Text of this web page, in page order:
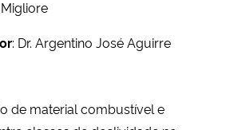
: Dr. Argentino José Aguirre
de material combustível e